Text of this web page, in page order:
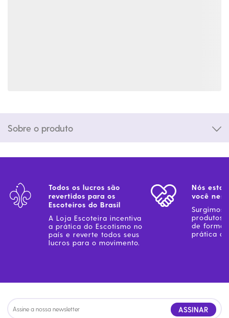
Sobre o produto
Todos os lucros são
revertidos para os
Escoteiros do Brasil
A Loja Escoteira incentiva
a prática do Escotismo no
país e reverte todos seus
lucros para o movimento.
Nós
você
Surgimos
produtos
de forma
prática
ASSINAR